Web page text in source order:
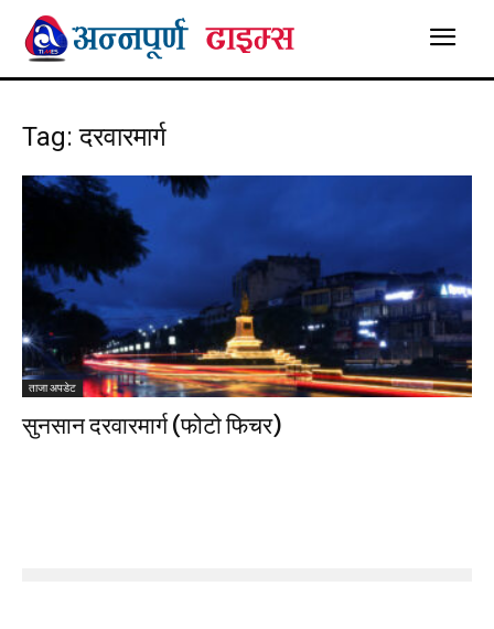
Tag: दरवारमार्ग
ताजा अपडेट
सुनसान दरवारमार्ग (फोटो फिचर)